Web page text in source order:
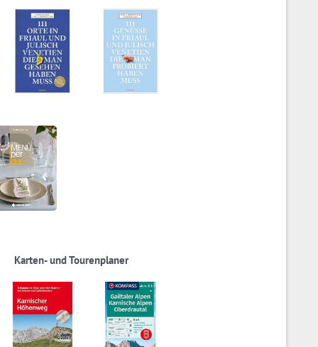
Karten- und Tourenplaner